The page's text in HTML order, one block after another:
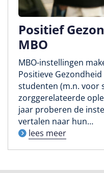
Positief
MBO
MBO-instellingen
Positieve
studenten (m.n. voor
zorggerelateerde
jaar proberen de
vertalen naar hun…
lees meer